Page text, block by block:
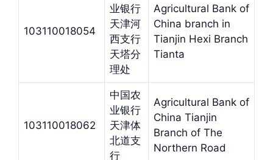
103110018054
业银行
天津河
西支行
天塔分
理处
Agricultural Bank of
China branch in
Tianjin Hexi Branch
Tianta
103110018062
中国农
业银行
天津体
北道支
行
Agricultural Bank of
China Tianjin
Branch of The
Northern Road